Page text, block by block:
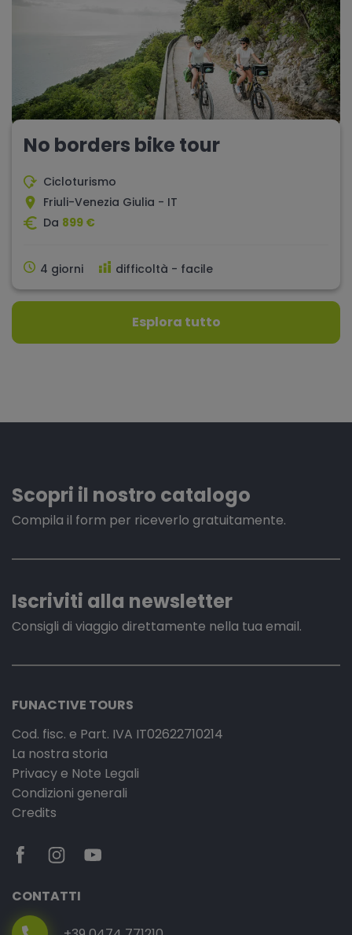
No borders bike tour
Cicloturismo
Friuli-Venezia Giulia - IT
Da 899 €
4 giorni difficoltà - facile
Esplora tutto
Scopri il nostro catalogo
Compila il form per riceverlo gratuitamente.
Iscriviti alla newsletter
Consigli di viaggio direttamente nella tua email.
FUNACTIVE TOURS
Cod. fisc. e Part. IVA IT02622710214
La nostra storia
Privacy e Note Legali
Condizioni generali
Credits
CONTATTI